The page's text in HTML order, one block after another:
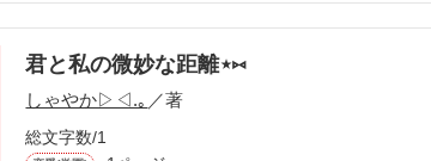
君と私の微妙な距離⋆⑅
しゃやか▷◁.｡ ／著
総文字数/1